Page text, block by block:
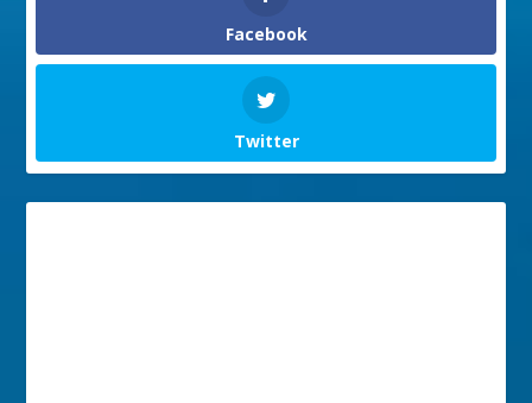
Facebook
Twitter